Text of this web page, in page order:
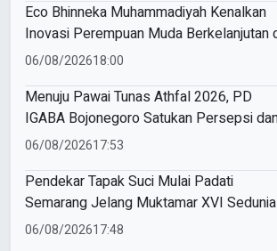
Eco Bhinneka Muhammadiyah Kenalkan
Inovasi Perempuan Muda Berkelanjutan
Muktamar Nasyiatul Aisyiyah
06/08/202618:00
Menuju Pawai Tunas Athfal 2026, PD
IGABA Bojonegoro Satukan Persepsi
Utamakan Keselamatan Anak
06/08/202617:53
Pendekar Tapak Suci Mulai Padati
Semarang Jelang Muktamar XVI Sedunia
06/08/202617:48